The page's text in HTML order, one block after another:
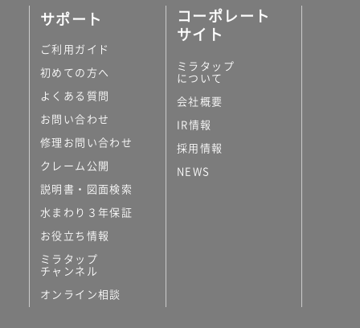
サポート
ご利用ガイド
初めての方へ
よくある質問
お問い合わせ
修理お問い合わせ
クレーム公開
説明書・図面検索
水まわり３年保証
お役立ち情報
ミラタップ
チャンネル
オンライン相談
コーポレート
サイト
ミラタップ
について
会社概要
IR情報
採用情報
NEWS